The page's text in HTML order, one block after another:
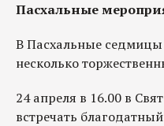
Пасхальные
В Пасхальные
несколько
24 апреля в 16.00 в
встречать